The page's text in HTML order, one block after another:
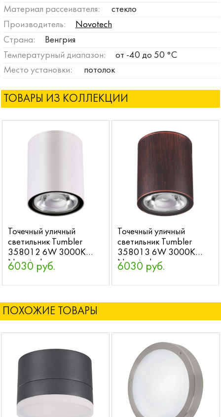
Материал рассеивателя:
стекло
Производитель:
Novotech
Страна:
Венгрия
Температурный диапазон:
от -40 до 50 °C
Место установки:
потолок
ТОВАРЫ ИЗ КОЛЛЕКЦИИ
Точечный уличный
светильник Tumbler
358012 6W 3000K
Novotech
6030 руб.
Точечный уличный
светильник Tumbler
358013 6W 3000K
Novotech
6030 руб.
ПОХОЖИЕ ТОВАРЫ